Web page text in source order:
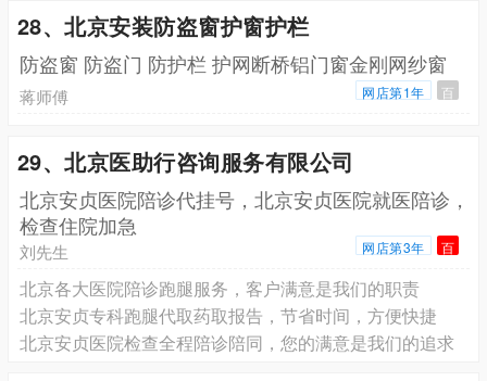
28、北京安装防盗窗护窗护栏
防盗窗 防盗门 防护栏 护网断桥铝门窗金刚网纱窗
蒋师傅 网店第1年 百
29、北京医助行咨询服务有限公司
北京安贞医院陪诊代挂号，北京安贞医院就医陪诊，
检查住院加急
刘先生 网店第3年 百
北京各大医院陪诊跑腿服务，客户满意是我们的职责
北京安贞专科跑腿代取药取报告，节省时间，方便快捷
北京安贞医院检查全程陪诊陪同，您的满意是我们的追求